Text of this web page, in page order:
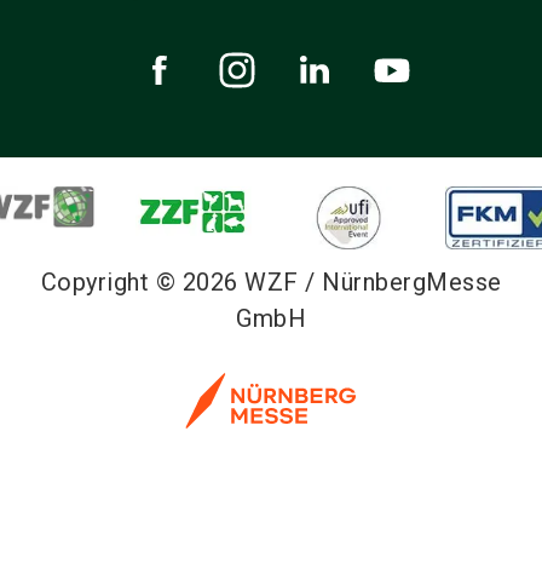
Copyright © 2026 WZF / NürnbergMesse
GmbH